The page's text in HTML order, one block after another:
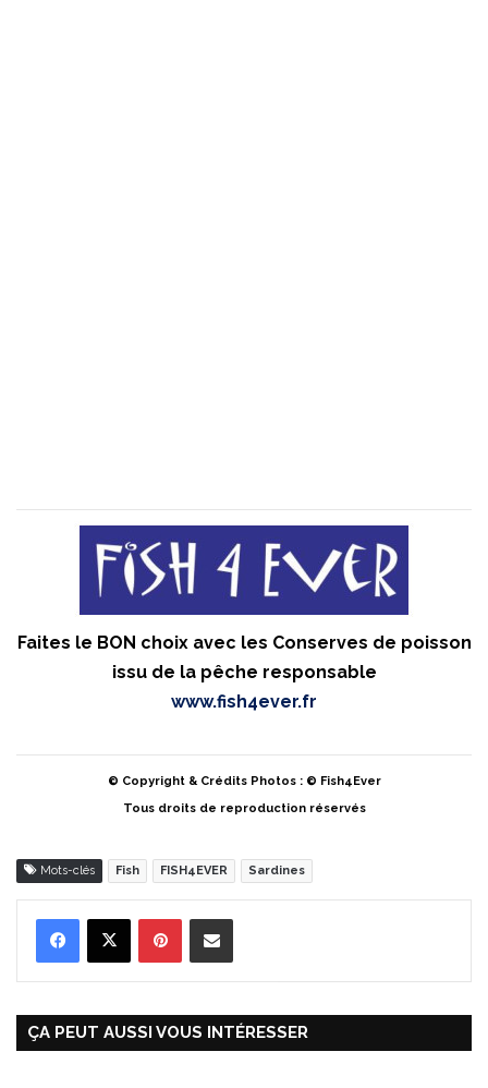
Faites le BON choix avec les Conserves de poisson
issu de la pêche responsable
www.fish4ever.fr
© Copyright & Crédits Photos : © Fish4Ever
Tous droits de reproduction réservés
Mots-clés Fish FISH4EVER Sardines
ÇA PEUT AUSSI VOUS INTÉRESSER